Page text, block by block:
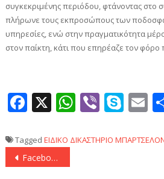
συγκεκριμένης περιόδου, φτάνοντας στο
πλήρωνε τους εκπροσώπους των
υπηρεσίες, ενώ στην πραγματικότητα
στον παίκτη, κάτι που επηρέαζε τον
Facebook
X Viber
Tagged ΕΙΔΙΚΟ ΔΙΚΑΣΤΗΡΙΟ
Πλοήγηση
Facebook: Προβλήματα στο Messenger – Γιατί δεν κλείνουν οι συνομιλίες